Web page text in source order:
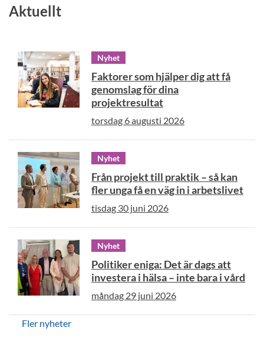
Aktuellt
Nyhet
Faktorer som hjälper dig att få
genomslag för dina
projektresultat
torsdag 6 augusti 2026
Nyhet
Från projekt till praktik – så kan
fler unga få en väg in i arbetslivet
tisdag 30 juni 2026
Nyhet
Politiker eniga: Det är dags att
investera i hälsa – inte bara i vård
måndag 29 juni 2026
Fler nyheter